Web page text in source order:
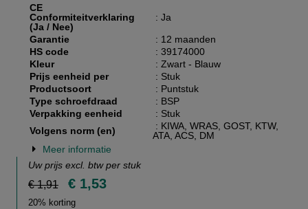
CE
Conformiteitverklaring
(Ja / Nee)
: Ja
Garantie
: 12 maanden
HS code
: 39174000
Kleur
: Zwart - Blauw
Prijs eenheid per
: Stuk
Productsoort
: Puntstuk
Type schroefdraad
: BSP
Verpakking eenheid
: Stuk
Volgens norm (en)
: KIWA, WRAS, GOST, KTW,
ATA, ACS, DM
Meer informatie
Uw prijs excl. btw per stuk
€ 1,91 € 1,53
20% korting